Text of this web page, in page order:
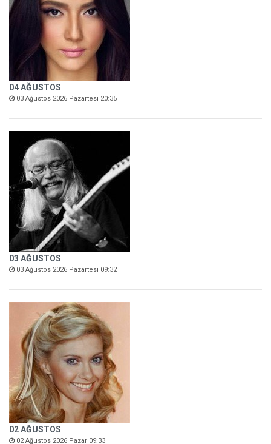
04 AĞUSTOS
03 Ağustos 2026 Pazartesi 20:35
03 AĞUSTOS
03 Ağustos 2026 Pazartesi 09:32
02 AĞUSTOS
02 Ağustos 2026 Pazar 09:33